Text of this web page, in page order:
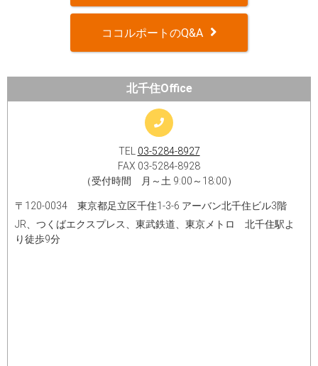
ココルポートのQ&A
北千住Office
TEL 03-5284-8927
FAX 03-5284-8928
（受付時間 月～土 9:00～18:00）
〒120-0034 東京都足立区千住1-3-6 アーバン北千住ビル3階
JR、つくばエクスプレス、東武鉄道、東京メトロ 北千住駅よ
り徒歩9分